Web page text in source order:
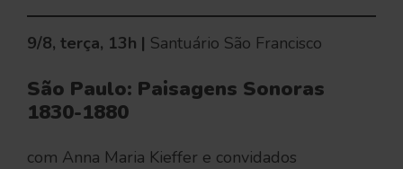
9/8, terça, 13h | Santuário São Francisco
São Paulo: Paisagens Sonoras
1830-1880
com Anna Maria Kieffer e convidados